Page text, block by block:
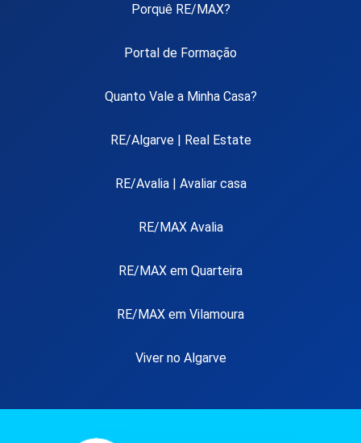
Porquê RE/MAX?
Portal de Formação
Quanto Vale a Minha Casa?
RE/Algarve | Real Estate
RE/Avalia | Avaliar casa
RE/MAX Avalia
RE/MAX em Quarteira
RE/MAX em Vilamoura
Viver no Algarve